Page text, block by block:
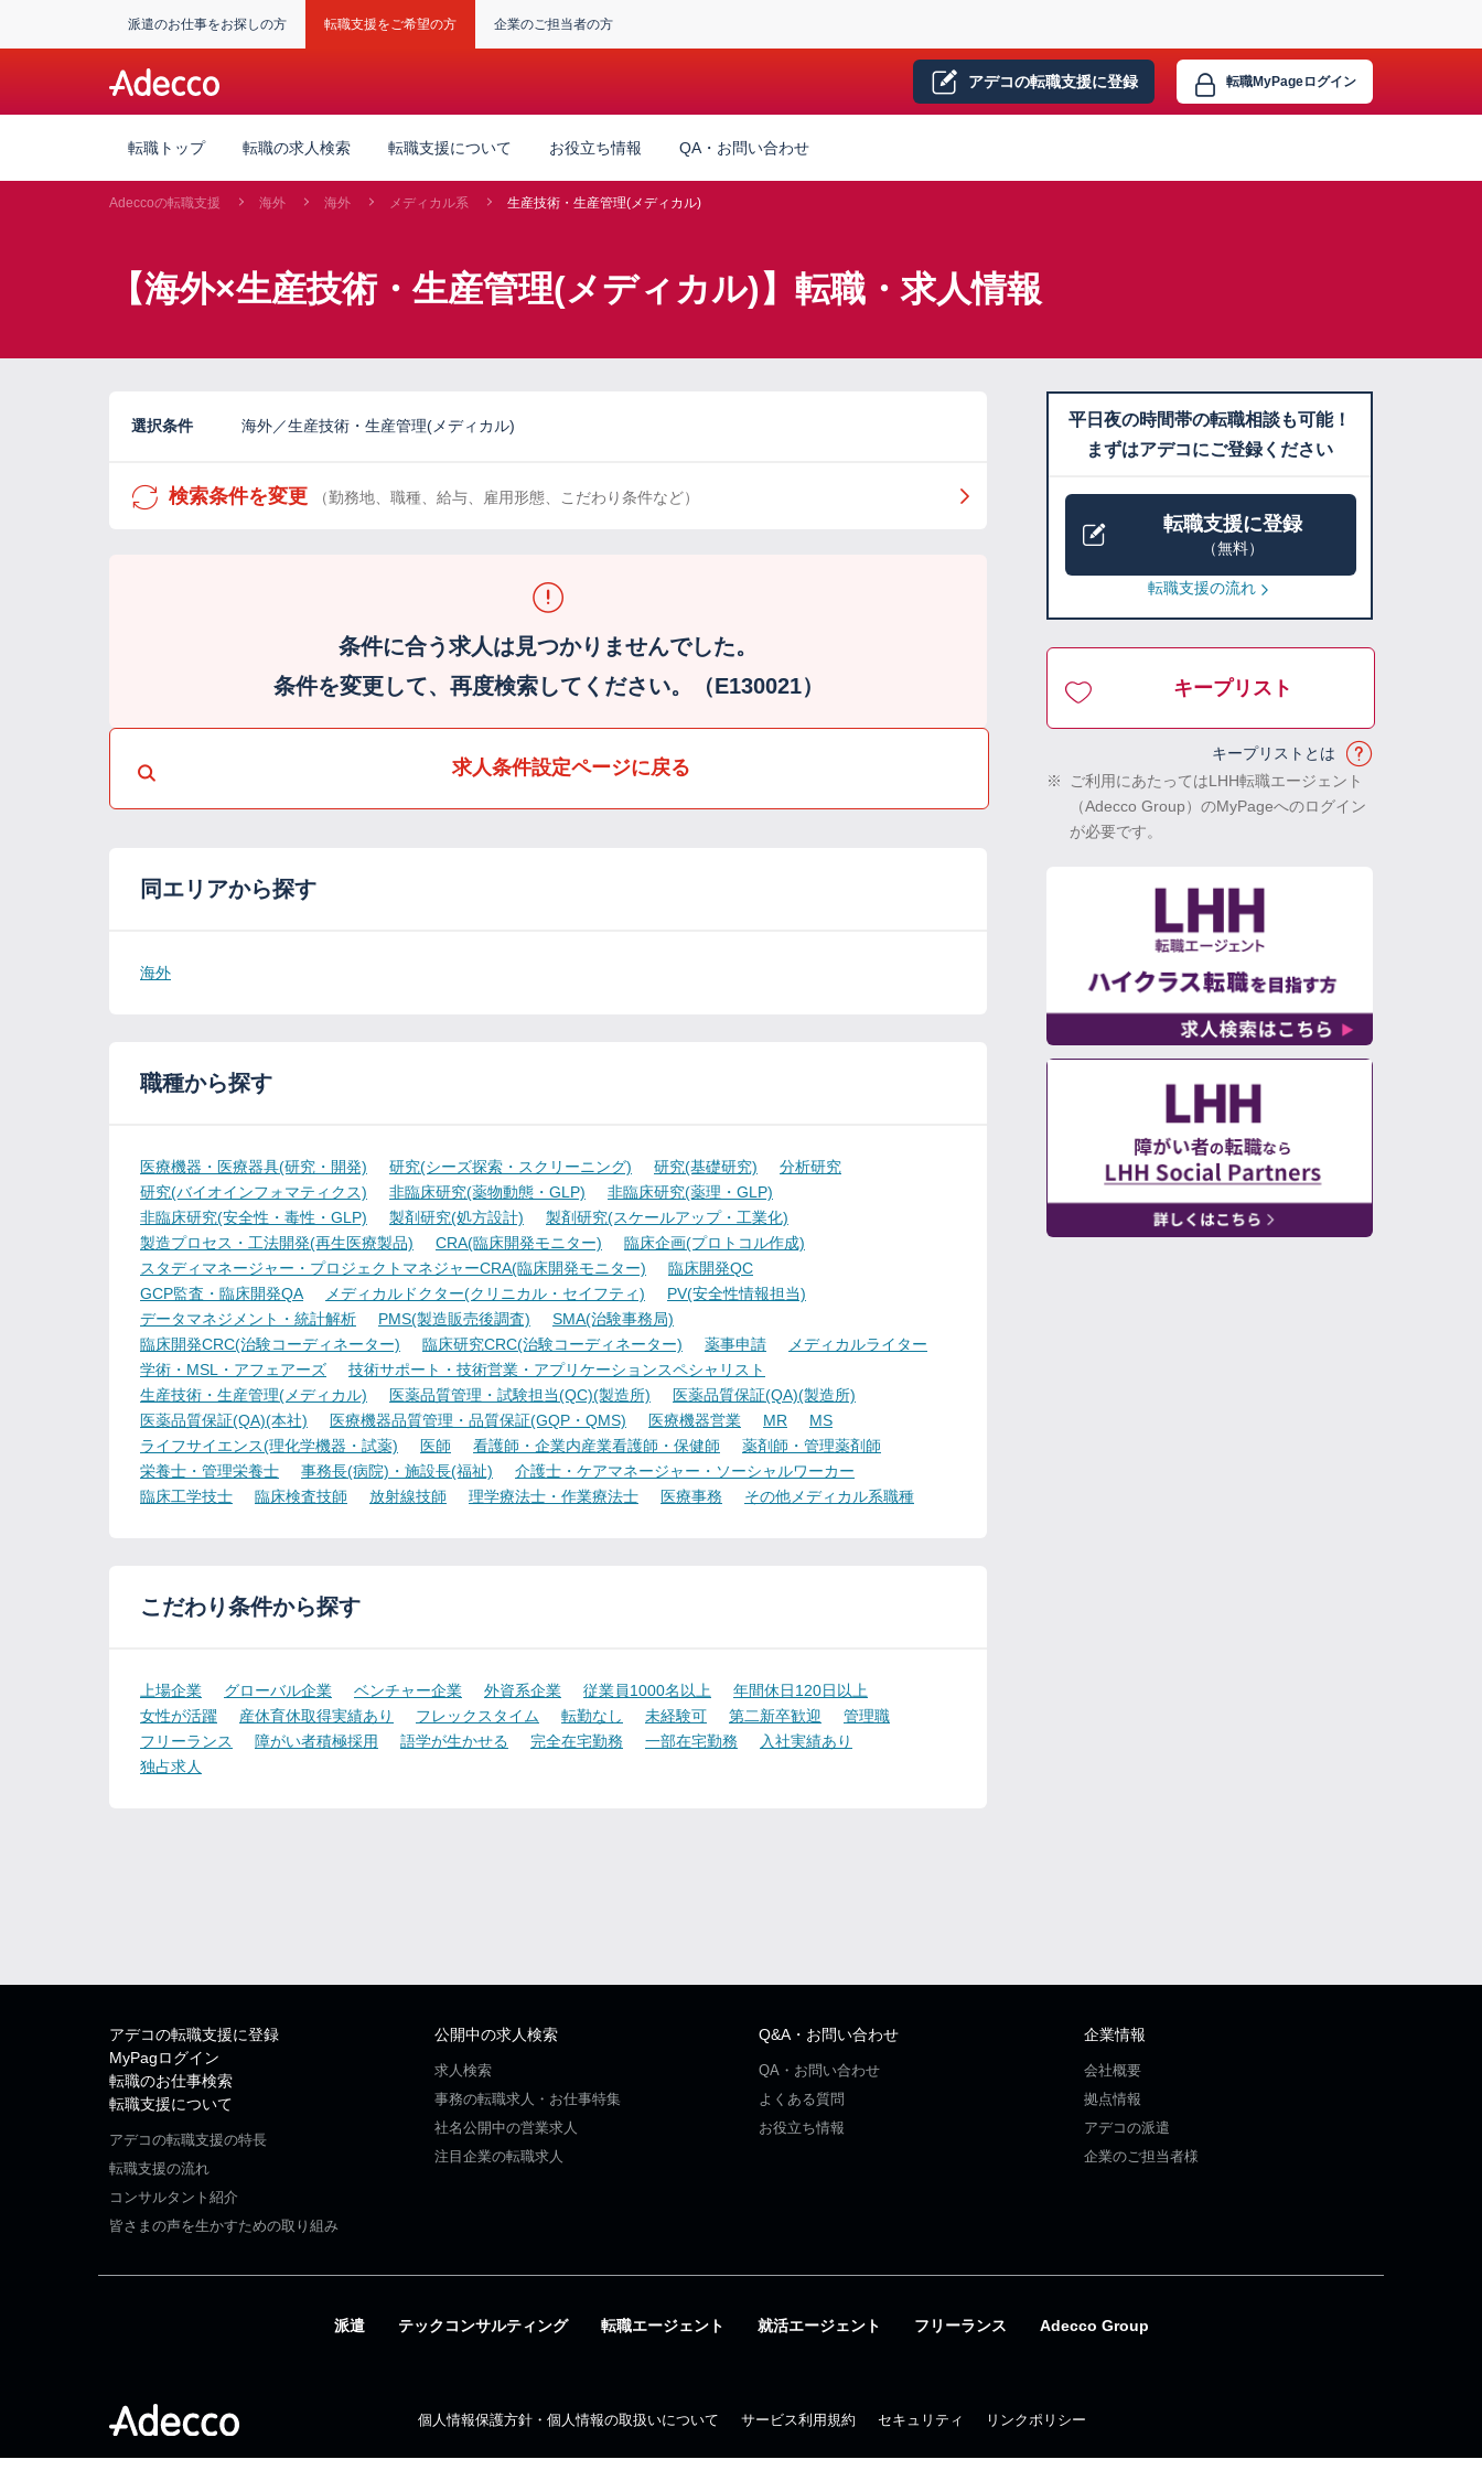
派遣のお仕事をお探しの方 転職支援をご希望の方 企業のご担当者の方
アデコの転職支援に登録 転職MyPageログイン
転職トップ 転職の求人検索 転職支援について お役立ち情報 QA・お問い合わせ
Adeccoの転職支援 海外 海外 メディカル系 生産技術・生産管理(メディカル)
【海外×生産技術・生産管理(メディカル)】転職・求人情報
選択条件 海外／生産技術・生産管理(メディカル)
検索条件を変更 （勤務地、職種、給与、雇用形態、こだわり条件など）
条件に合う求人は見つかりませんでした。
条件を変更して、再度検索してください。（E130021）
求人条件設定ページに戻る
同エリアから探す
海外
職種から探す
医療機器・医療器具(研究・開発) 研究(シーズ探索・スクリーニング) 研究(基礎研究)
分析研究
研究(バイオインフォマティクス)
非臨床研究(薬物動態・GLP)
非臨床研究(薬理・GLP)
非臨床研究(安全性・毒性・GLP)
製剤研究(処方設計)
製剤研究(スケールアップ・工業化)
製造プロセス・工法開発(再生医療製品)
CRA(臨床開発モニター)
臨床企画(プロトコル作成)
スタディマネージャー・プロジェクトマネジャーCRA(臨床開発モニター)
臨床開発QC
GCP監査・臨床開発QA
メディカルドクター(クリニカル・セイフティ)
PV(安全性情報担当)
データマネジメント・統計解析
PMS(製造販売後調査)
SMA(治験事務局)
臨床開発CRC(治験コーディネーター)
臨床研究CRC(治験コーディネーター) 薬事申請
メディカルライター
学術・MSL・アフェアーズ
技術サポート・技術営業・アプリケーションスペシャリスト
生産技術・生産管理(メディカル)
医薬品質管理・試験担当(QC)(製造所)
医薬品質保証(QA)(製造所)
医薬品質保証(QA)(本社)
医療機器品質管理・品質保証(GQP・QMS) 医療機器営業 MR
MS
ライフサイエンス(理化学機器・試薬)
医師 看護師・企業内産業看護師・保健師
薬剤師・管理薬剤師
栄養士・管理栄養士
事務長(病院)・施設長(福祉)
介護士・ケアマネージャー・ソーシャルワーカー
臨床工学技士
臨床検査技師 放射線技師 理学療法士・作業療法士 医療事務 その他メディカル系職種
こだわり条件から探す
上場企業 グローバル企業 ベンチャー企業 外資系企業 従業員1000名以上
年間休日120日以上
女性が活躍
産休育休取得実績あり フレックスタイム 転勤なし 未経験可 第二新卒歓迎
管理職
フリーランス
障がい者積極採用 語学が生かせる 完全在宅勤務 一部在宅勤務
入社実績あり
独占求人
平日夜の時間帯の転職相談も可能！
まずはアデコにご登録ください
転職支援に登録
（無料）
転職支援の流れ
キープリスト
キープリストとは
※
ご利用にあたってはLHH転職エージェント
（Adecco Group）のMyPageへのログイン
が必要です。
アデコの転職支援に登録
MyPagログイン
転職のお仕事検索
転職支援について
アデコの転職支援の特長
転職支援の流れ
コンサルタント紹介
皆さまの声を生かすための取り組み
公開中の求人検索
求人検索
事務の転職求人・お仕事特集
社名公開中の営業求人
注目企業の転職求人
Q&A・お問い合わせ
QA・お問い合わせ
よくある質問
お役立ち情報
企業情報
会社概要
拠点情報
アデコの派遣
企業のご担当者様
派遣 テックコンサルティング 転職エージェント 就活エージェント フリーランス Adecco Group
個人情報保護方針・個人情報の取扱いについて サービス利用規約 セキュリティ リンクポリシー